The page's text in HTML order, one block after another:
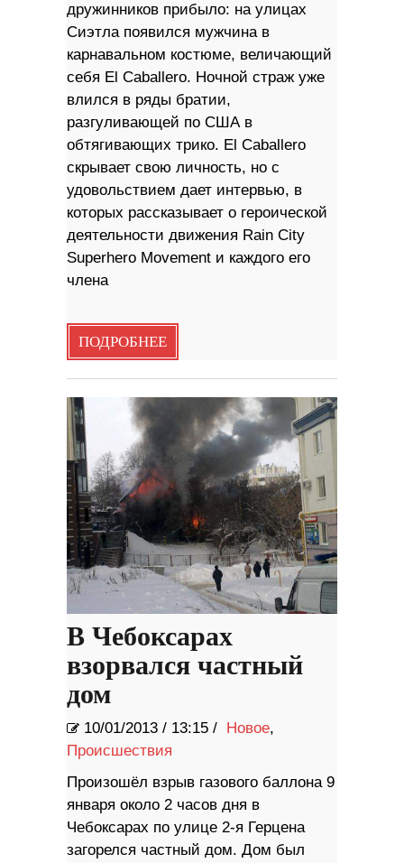
дружинников прибыло: на улицах
Сиэтла появился мужчина в
карнавальном костюме, величающий
себя El Caballero. Ночной страж уже
влился в ряды братии,
разгуливающей по США в
обтягивающих трико. El Caballero
скрывает свою личность, но с
удовольствием дает интервью, в
которых рассказывает о героической
деятельности движения Rain City
Superhero Movement и каждого его
члена
ПОДРОБНЕЕ
В Чебоксарах
взорвался частный
дом
10/01/2013 / 13:15 / Новое,
Происшествия
Произошёл взрыв газового баллона 9
января около 2 часов дня в
Чебоксарах по улице 2-я Герцена
загорелся частный дом. Дом был